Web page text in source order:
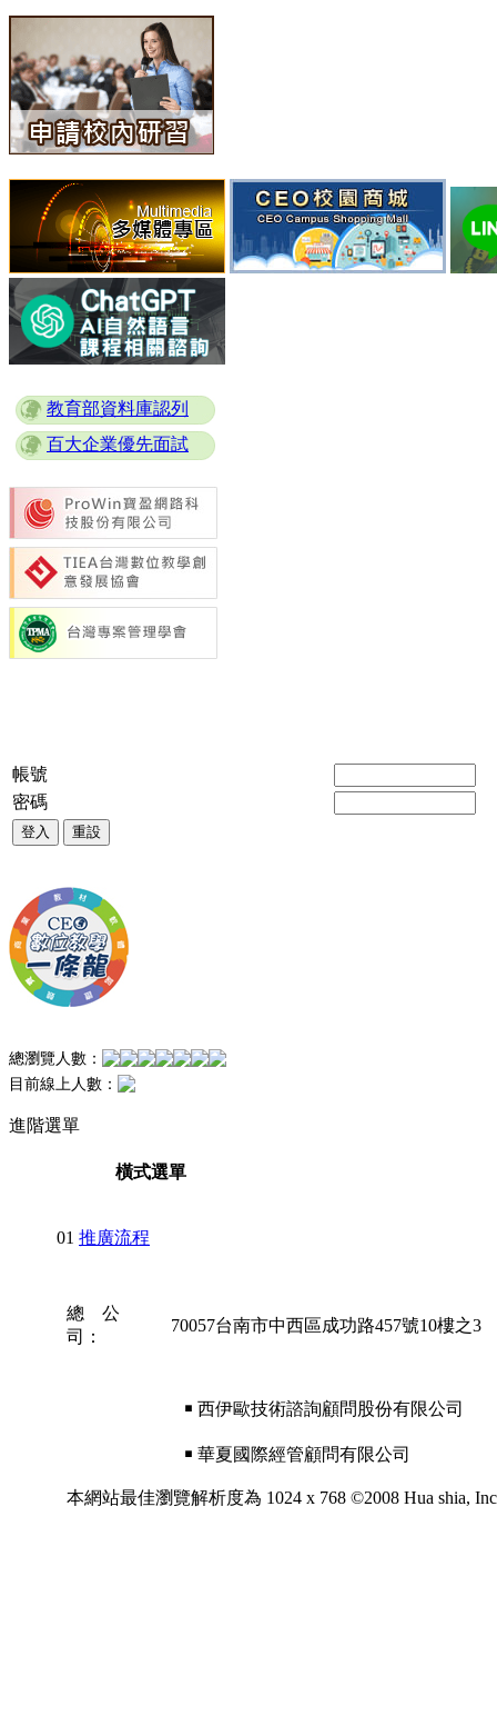
教育部資料庫認列
百大企業優先面試
帳號
密碼
登入 重設
總瀏覽人數：
目前線上人數：
進階選單
橫式選單
01 推廣流程
總 公
司：
70057台南市中西區成功路457號10樓之3
￭ 西伊歐技術諮詢顧問股份有限公司
￭ 華夏國際經管顧問有限公司
本網站最佳瀏覽解析度為 1024 x 768 ©2008 Hua shia,